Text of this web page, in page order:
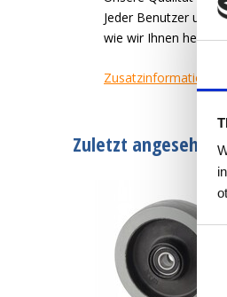
Jeder Benutzer und
wie wir Ihnen helfen
Zusatzinformation
Zuletzt angesehen